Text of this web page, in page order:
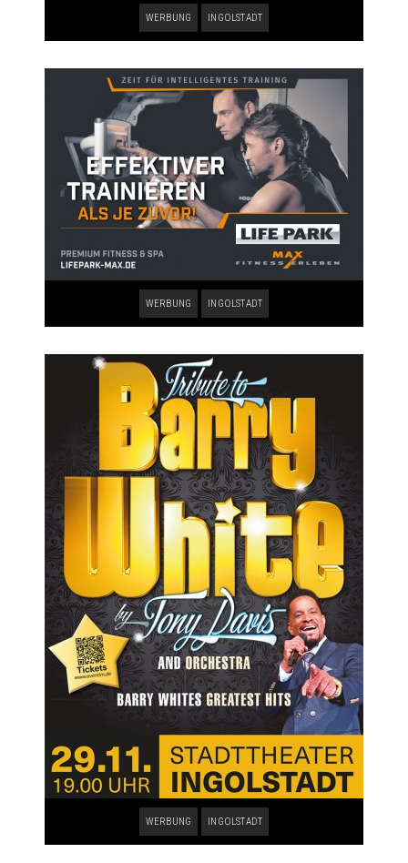
WERBUNG INGOLSTADT
WERBUNG INGOLSTADT
WERBUNG INGOLSTADT